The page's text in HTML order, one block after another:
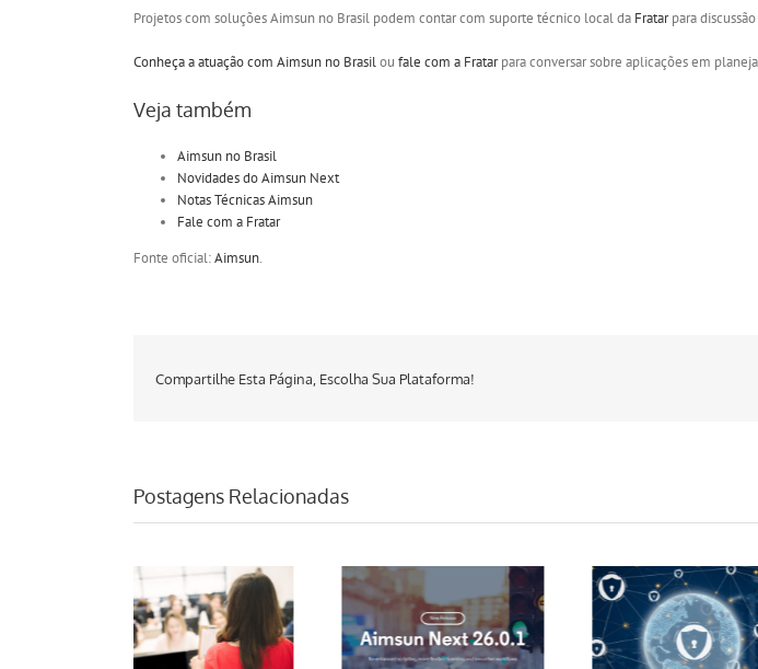
Projetos com soluções Aimsun no Brasil podem contar com suporte técnico local da Fratarpara
Conheça a atuação com Aimsun no Brasilou fale com a Fratarpara conversar sobre aplicações em
Veja também
Aimsun no Brasil
Novidades do Aimsun Next
Notas Técnicas Aimsun
Fale com a Fratar
Fonte oficial:Aimsun.
Compartilhe Esta Página, Escolha Sua Plataforma!
Postagens Relacionadas